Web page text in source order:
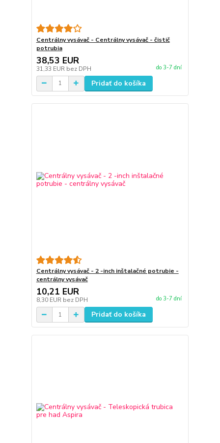
Centrálny vysávač - Centrálny vysávač - čistič
potrubia
38,53 EUR
31,33 EUR bez DPH do 3-7 dní
Pridať do košíka
Centrálny vysávač - 2 -inch inštalačné potrubie -
centrálny vysávač
10,21 EUR
8,30 EUR bez DPH do 3-7 dní
Pridať do košíka